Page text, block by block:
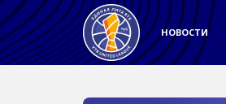
НОВОСТИ